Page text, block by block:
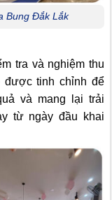
Bung Đắk Lắk
tra và nghiệm thu
được tinh chỉnh để
và mang lại trải
từ ngày đầu khai